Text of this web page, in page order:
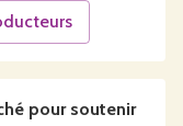
pour soutenir